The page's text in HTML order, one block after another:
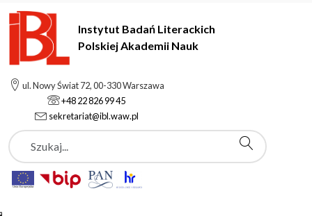
Instytut Badań Literackich
Polskiej Akademii Nauk
ul. Nowy Świat 72, 00-330 Warszawa
+48 22 826 99 45
sekretariat@ibl.waw.pl
Szukaj
Instytut Badań Literackich Polskiej Akademii Nauk
Deklaracja dostępności ibl.waw.pl
Deklaracja
dostępności ibl.waw.pl